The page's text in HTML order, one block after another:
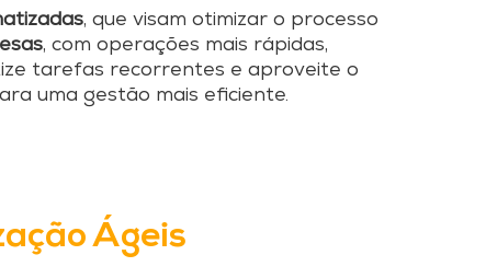
, que visam otimizar o processo
, com operações mais rápidas,
tarefas recorrentes e aproveite o
uma gestão mais eficiente.
Ágeis